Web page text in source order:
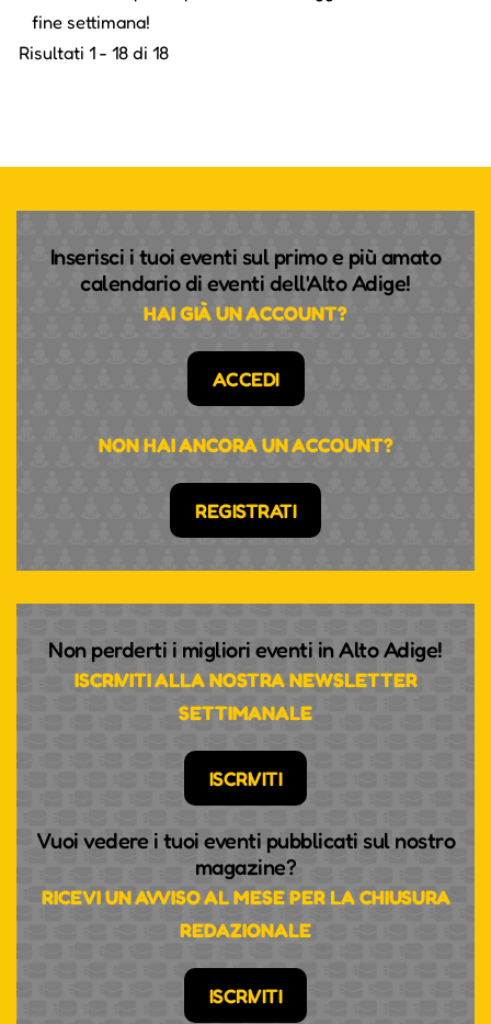
fine settimana!
Risultati 1 - 18 di 18
Inserisci i tuoi eventi sul primo e più amato
calendario di eventi dell'Alto Adige!
HAI GIÀ UN ACCOUNT?
ACCEDI
NON HAI ANCORA UN ACCOUNT?
REGISTRATI
Non perderti i migliori eventi in Alto Adige!
ISCRIVITI ALLA NOSTRA NEWSLETTER
SETTIMANALE
ISCRIVITI
Vuoi vedere i tuoi eventi pubblicati sul nostro
magazine?
RICEVI UN AVVISO AL MESE PER LA CHIUSURA
REDAZIONALE
ISCRIVITI